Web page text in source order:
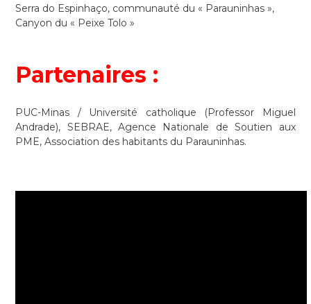
Serra do Espinhaço, communauté du « Parauninhas »,
Canyon du « Peixe Tolo »
Partenaires :
PUC-Minas / Université catholique (Professor Miguel
Andrade), SEBRAE, Agence Nationale de Soutien aux
PME, Association des habitants du Parauninhas.